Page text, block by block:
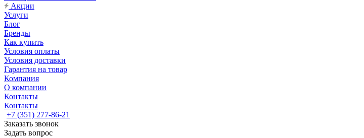
Акции
Услуги
Блог
Бренды
Как купить
Условия оплаты
Условия доставки
Гарантия на товар
Компания
О компании
Контакты
Контакты
+7 (351) 277-86-21
Заказать звонок
Задать вопрос